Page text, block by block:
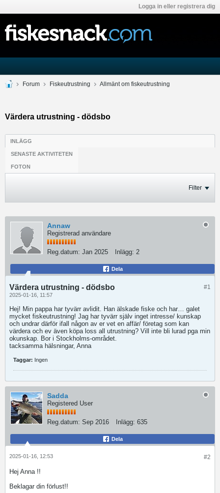
Logga in eller registrera dig
Forum Fiskeutrustning Allmänt om fiskeutrustning
Värdera utrustning - dödsbo
INLÄGG
SENASTE AKTIVITETEN
FOTON
Filter
Annaw
Registrerad användare
Reg.datum: Jan 2025 Inlägg: 2
Dela
#1
Värdera utrustning - dödsbo
2025-01-16, 11:57
Hej! Min pappa har tyvärr avlidit. Han älskade fiske och har… galet
mycket fiskeutrustning! Jag har tyvärr själv inget intresse/ kunskap
och undrar därför ifall någon av er vet en affär/ företag som kan
värdera och ev även köpa loss all utrustning? Vill inte bli lurad pga min
okunskap. Bor i Stockholms-området.
tacksamma hälsningar, Anna
Taggar: Ingen
Sadda
Registered User
Reg.datum: Sep 2016 Inlägg: 635
Dela
#2
2025-01-16, 12:53
Hej Anna !!
Beklagar din förlust!!